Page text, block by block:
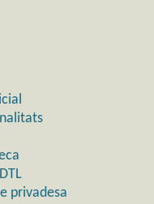
privadesa